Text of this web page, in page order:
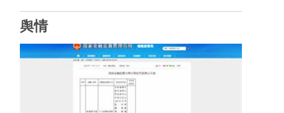
舆情